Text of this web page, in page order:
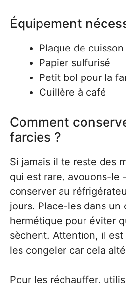
Équipement
Plaque de cuisson
Papier sulfurisé
Petit bol pour la
Cuillère à café
Comment
farcies ?
Si jamais il te reste des
qui est rare, avouons-le
conserver au
jours. Place-les dans un
hermétique pour éviter
sèchent. Attention, il
les congeler car cela
Pour les réchauffer,